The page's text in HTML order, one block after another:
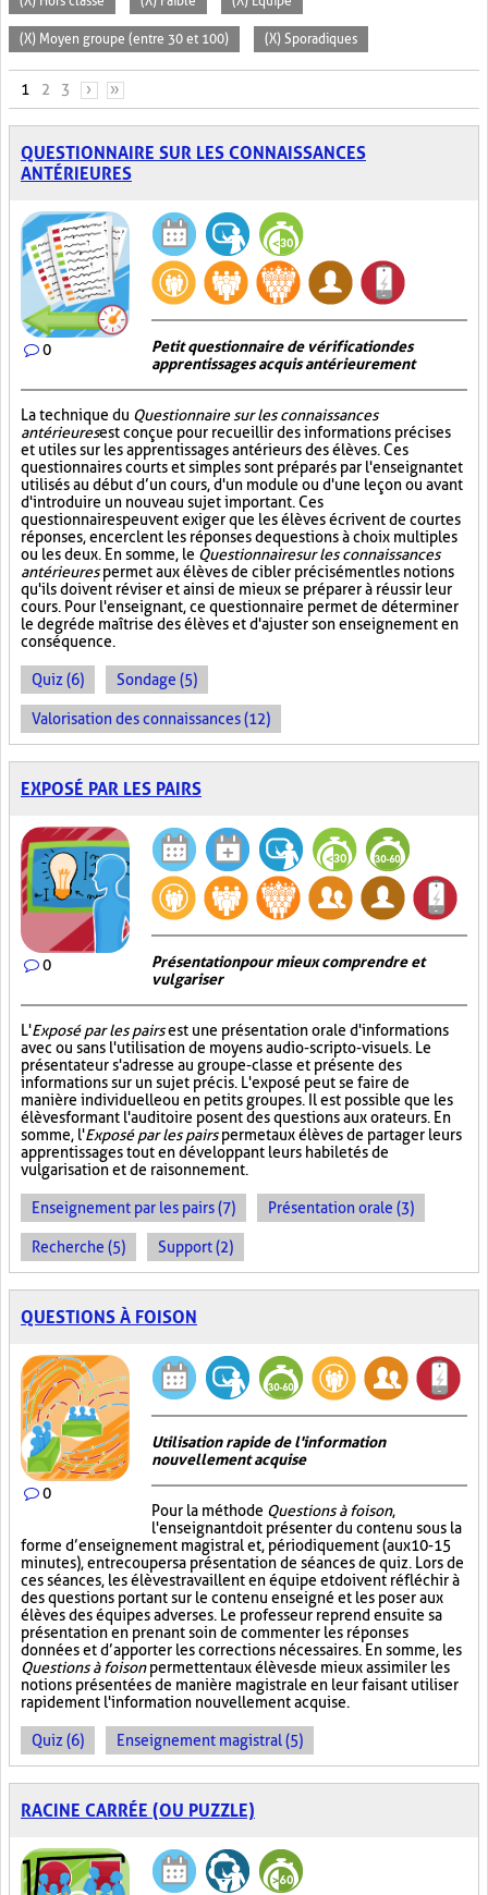
(X) Moyen groupe (entre 30 et 100) (X) Sporadiques
PAGES
1 2 3 › »
QUESTIONNAIRE SUR LES CONNAISSANCES
ANTÉRIEURES
0
Petit questionnaire de vérification des
apprentissages acquis antérieurement
La technique du Questionnaire sur les connaissances
antérieuresest conçue pour recueillir des informations précises
et utiles sur les apprentissages antérieurs des élèves. Ces
questionnaires courts et simples sont préparés par l'enseignant et
utilisés au début d’un cours, d'un module ou d'une leçon ou avant
d'introduire un nouveau sujet important. Ces
questionnaires peuvent exiger que les élèves écrivent de courtes
réponses, encerclent les réponses de questions à choix multiples
ou les deux. En somme, le Questionnaire sur les connaissances
antérieurespermet aux élèves de cibler précisément les notions
qu'ils doivent réviser et ainsi de mieux se préparer à réussir leur
cours. Pour l'enseignant, ce questionnaire permet de déterminer
le degré de maîtrise des élèves et d'ajuster son enseignement en
conséquence.
Quiz (6) Sondage (5)
Valorisation des connaissances (12)
EXPOSÉ PAR LES PAIRS
0
Présentation pour mieux comprendre et
vulgariser
L'Exposé par les pairsest une présentation orale d'informations
avec ou sans l'utilisation de moyens audio-scripto-visuels. Le
présentateur s'adresse au groupe-classe et présente des
informations sur un sujet précis. L'exposé peut se faire de
manière individuelle ou en petits groupes. Il est possible que les
élèves formant l'auditoire posent des questions aux orateurs. En
somme, l'Exposé par les pairspermet aux élèves de partager leurs
apprentissages tout en développant leurs habiletés de
vulgarisation et de raisonnement.
Enseignement par les pairs (7) Présentation orale (3)
Recherche (5) Support (2)
QUESTIONS À FOISON
0
Utilisation rapide de l'information
nouvellement acquise
Pour la méthode Questions à foison,
l'enseignant doit présenter du contenu sous la
forme d’enseignement magistral et, périodiquement (aux 10-15
minutes), entrecouper sa présentation de séances de quiz. Lors de
ces séances, les élèves travaillent en équipe et doivent réfléchir à
des questions portant sur le contenu enseigné et les poser aux
élèves des équipes adverses. Le professeur reprend ensuite sa
présentation en prenant soin de commenter les réponses
données et d’apporter les corrections nécessaires. En somme, les
Questions à foisonpermettent aux élèves de mieux assimiler les
notions présentées de manière magistrale en leur faisant utiliser
rapidement l'information nouvellement acquise.
Quiz (6) Enseignement magistral (5)
RACINE CARRÉE (OU PUZZLE)